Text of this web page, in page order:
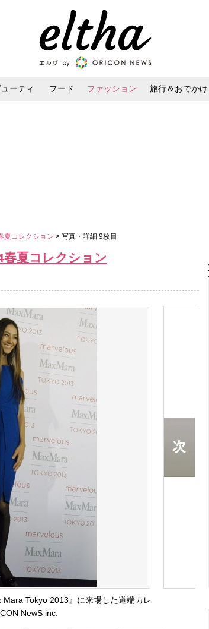
ューティ フード ファッション 旅行＆おでかけ
コレクション > 写真・詳細 9枚目
夏コレクション
Tokyo 2013』に来場した道端カレ
NewS inc.